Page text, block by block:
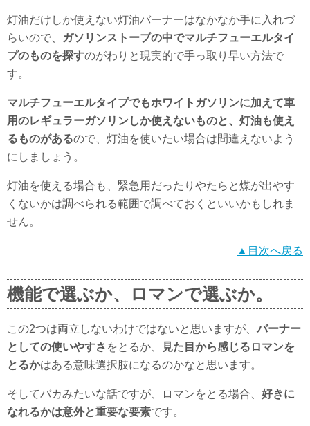
灯油だけしか使えない灯油バーナーはなかなか手に入れづ
らいので、
ガソリンストーブの中でマルチフューエルタイ
プのものを探すのがわりと現実的で手っ取り早い方法で
す。
マルチフューエルタイプでもホワイトガソリンに加えて車
用のレギュラーガソリンしか使えないものと、灯油も使え
るものがあるので、灯油を使いたい場合は間違えないよう
にしましょう。
灯油を使える場合も、緊急用だったりやたらと煤が出やす
くないかは調べられる範囲で調べておくといいかもしれま
せん。
▲目次へ戻る
機能で選ぶか、ロマンで選ぶか。
この2つは両立しないわけではないと思いますが、 バーナー
としての使いやすさ をとるか、
見た目から感じるロマンを
とるかはある意味選択肢になるのかなと思います。
そしてバカみたいな話ですが、ロマンをとる場合、 好きに
なれるかは意外と重要な要素です。